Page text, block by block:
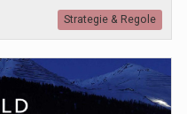
Strategie & Regole